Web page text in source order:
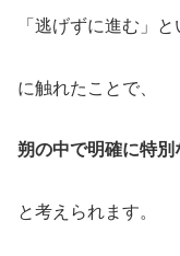
「逃げずに進む」
に触れたことで、
朔の中で明確に特別
と考えられます。